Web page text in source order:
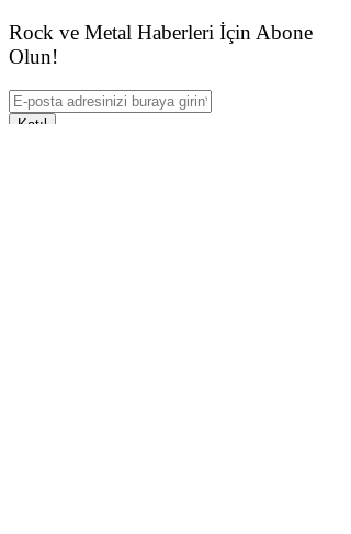
Rock ve Metal Haberleri İçin Abone
Olun!
Katıl